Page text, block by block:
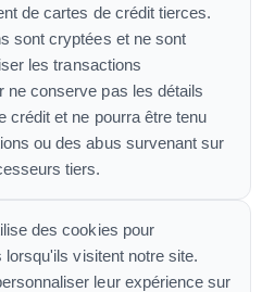
de cartes de crédit tierces.
sont cryptées et ne sont
les transactions
ne conserve pas les détails
crédit et ne pourra être tenu
ou des abus survenant sur
tiers.
des cookies pour
lorsqu'ils visitent notre site.
leur expérience sur